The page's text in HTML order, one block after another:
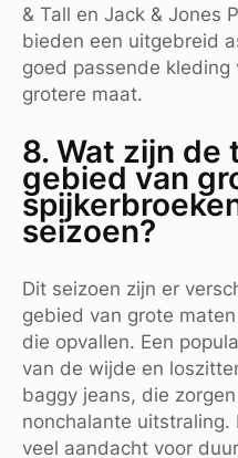
& Tall en Jack & Jones
bieden een uitgebreid
goed passende kleding
grotere maat.
8. Wat zijn de
gebied van
seizoen?
Dit seizoen zijn er
gebied van grote
die opvallen. Een
van de wijde en
baggy jeans, die
nonchalante
veel aandacht voor